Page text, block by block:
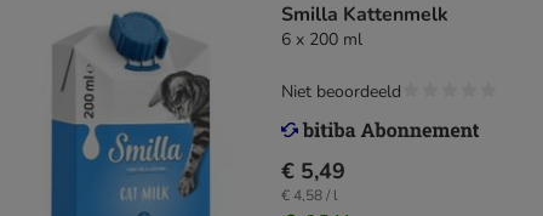
Smilla Kattenmelk
6 x 200 ml
€ 5,49
€ 4,58 / l
Niet beoordeeld